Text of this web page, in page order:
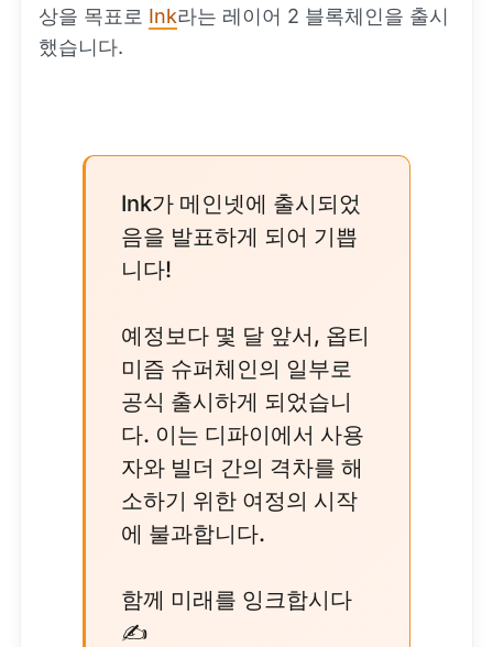
상을 목표로 Ink라는 레이어 2 블록체인을 출시
했습니다.
Ink가 메인넷에 출시되었
음을 발표하게 되어 기쁩
니다!
예정보다 몇 달 앞서, 옵티
미즘 슈퍼체인의 일부로
공식 출시하게 되었습니
다. 이는 디파이에서 사용
자와 빌더 간의 격차를 해
소하기 위한 여정의 시작
에 불과합니다.
함께 미래를 잉크합시다
✍️